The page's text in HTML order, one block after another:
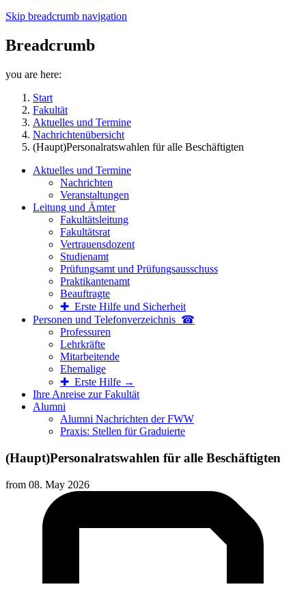
Skip breadcrumb navigation
Breadcrumb
you are here:
Start
Fakultät
Aktuelles und Termine
Nachrichtenübersicht
(Haupt)Personalratswahlen für alle Beschäftigten
Aktuelles und Termine
Nachrichten
Veranstaltungen
Leitung und Ämter
Fakultätsleitung
Fakultätsrat
Vertrauensdozent
Studienamt
Prüfungsamt und Prüfungsausschuss
Praktikantenamt
Beauftragte
✚ Erste Hilfe und Sicherheit
Personen und Telefon­verzeichnis ☎
Professuren
Lehrkräfte
Mitarbeitende
Ehemalige
✚ Erste Hilfe →
Ihre Anreise zur Fakultät
Alumni
Alumni Nachrichten der FWW
Praxis: Stellen für Graduierte
(Haupt)Personalratswahlen für alle Beschäftigten
from 08. May 2026